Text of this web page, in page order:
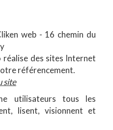
web - 16 chemin du
réalise des sites Internet
référencement.
site
utilisateurs tous les
lisent, visionnent et